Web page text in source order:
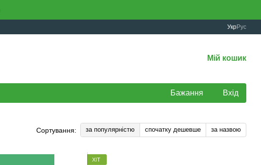
УкрРус
Мій кошик
Бажання Вхід
Сортування: за популярністю спочатку дешевше за назвою
ХІТ